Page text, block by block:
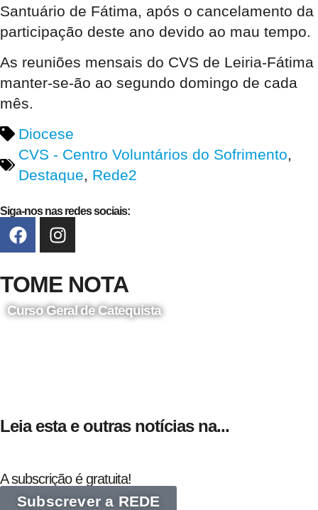
Santuário de Fátima, após o cancelamento da
participação deste ano devido ao mau tempo
As reuniões mensais do CVS de Leiria-Fátima
manter-se-ão ao segundo domingo de cada
mês.
Diocese
CVS - Centro Voluntários do Sofrimento,
Destaque, Rede2
Siga-nos nas redes sociais:
TOME NOTA
Curso Geral de Catequista
Leia esta e outras notícias na...
A subscrição é gratuita!
Subscrever a REDE